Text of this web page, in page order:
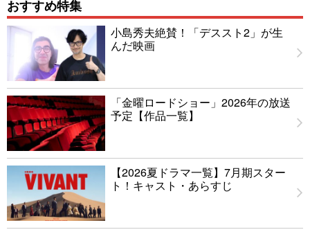
おすすめ特集
小島秀夫絶賛！「デススト2」が生
んだ映画
「金曜ロードショー」2026年の放送
予定【作品一覧】
【2026夏ドラマ一覧】7月期スター
ト！キャスト・あらすじ